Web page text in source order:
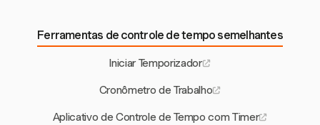
Ferramentas de controle de tempo semelhantes
Iniciar Temporizador
Cronômetro de Trabalho
Aplicativo de Controle de Tempo com Timer